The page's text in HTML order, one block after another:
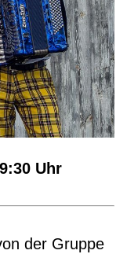
Uhr
der Gruppe